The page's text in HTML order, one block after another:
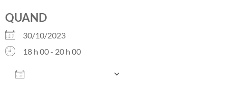
QUAND
30/10/2023
18 h 00 - 20 h 00